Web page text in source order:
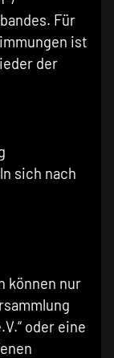
Für
ist
der
sich nach
können nur
oder eine